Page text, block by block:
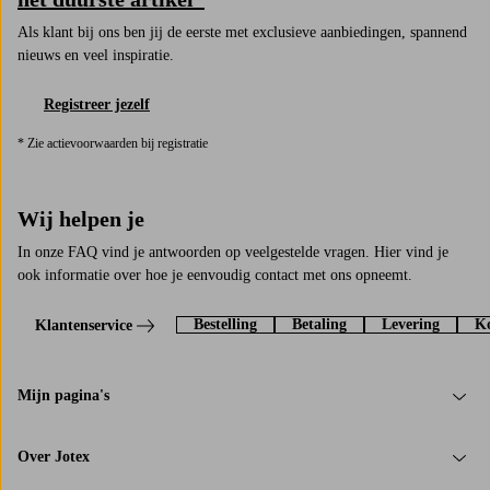
Als klant bij ons ben jij de eerste met exclusieve aanbiedingen, spannend
nieuws en veel inspiratie.
Registreer jezelf
* Zie actievoorwaarden bij registratie
Wij helpen je
In onze FAQ vind je antwoorden op veelgestelde vragen. Hier vind je
ook informatie over hoe je eenvoudig contact met ons opneemt.
Klantenservice Bestelling Betaling Levering
Mijn pagina's
Over Jotex